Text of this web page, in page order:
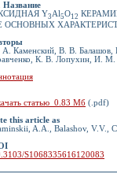
Название
Y3 Al 5O12
ОСНОВНЫХ
А. Каменский, В. В.
К. В. Лопухин, И.
статью 0.83 Мб (.pdf)
this article as
A.A., Balashov, V.V.,
S1068335616120083